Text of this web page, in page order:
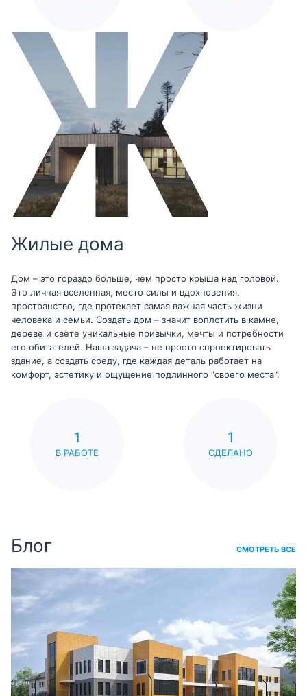
Жилые дома
Дом – это гораздо больше, чем просто крыша над головой.
Это личная вселенная, место силы и вдохновения,
пространство, где протекает самая важная часть жизни
человека и семьи. Создать дом – значит воплотить в камне,
дереве и свете уникальные привычки, мечты и потребности
его обитателей. Наша задача – не просто спроектировать
здание, а создать среду, где каждая деталь работает на
комфорт, эстетику и ощущение подлинного "своего места".
1
В РАБОТЕ
1
СДЕЛАНО
Блог СМОТРЕТЬ ВСЕ